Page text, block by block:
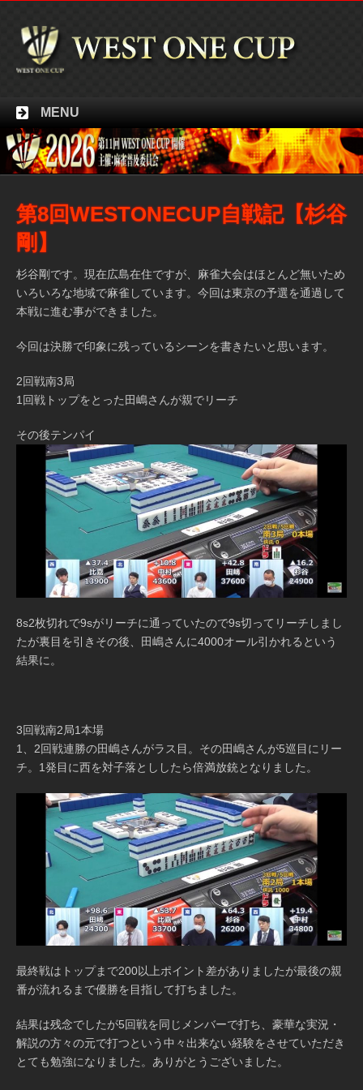
MENU
第8回WESTONECUP自戦記【杉谷
剛】
杉谷剛です。現在広島在住ですが、麻雀大会はほとんど無いため
いろいろな地域で麻雀しています。今回は東京の予選を通過して
本戦に進む事ができました。
今回は決勝で印象に残っているシーンを書きたいと思います。
2回戦南3局
1回戦トップをとった田嶋さんが親でリーチ
その後テンパイ
8s2枚切れで9sがリーチに通っていたので9s切ってリーチしまし
たが裏目を引きその後、田嶋さんに4000オール引かれるという
結果に。
3回戦南2局1本場
1、2回戦連勝の田嶋さんがラス目。その田嶋さんが5巡目にリー
チ。1発目に西を対子落とししたら倍満放銃となりました。
最終戦はトップまで200以上ポイント差がありましたが最後の親
番が流れるまで優勝を目指して打ちました。
結果は残念でしたが5回戦を同じメンバーで打ち、豪華な実況・
解説の方々の元で打つという中々出来ない経験をさせていただき
とても勉強になりました。ありがとうございました。